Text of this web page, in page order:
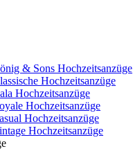
& Sons Hochzeitsanzüge
Hochzeitsanzüge
Hochzeitsanzüge
Hochzeitsanzüge
Hochzeitsanzüge
Hochzeitsanzüge